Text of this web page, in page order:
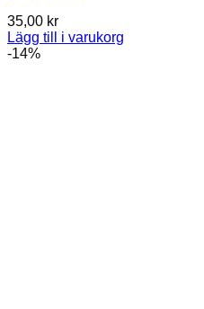
35,00 kr
Lägg till i varukorg
-14%